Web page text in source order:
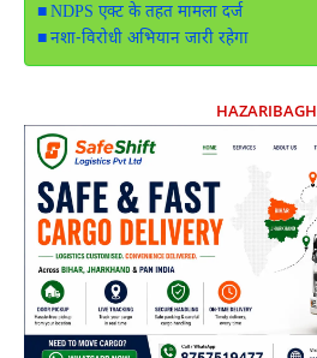
NDPS एक्ट के तहत मामला दर्ज
नशा-विरोधी अभियान जारी रहेगा
HAZARIBAGH